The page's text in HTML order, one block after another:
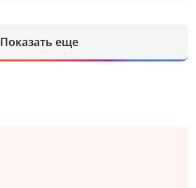
Показать еще